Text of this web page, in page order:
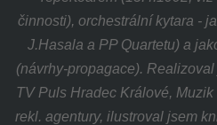
činnosti), orchestrální kytara -
J.Hasala a PP Quartetu) a
(návrhy-propagace).
TV Puls Hradec Králové,
rekl. agentury, ilustroval jsem